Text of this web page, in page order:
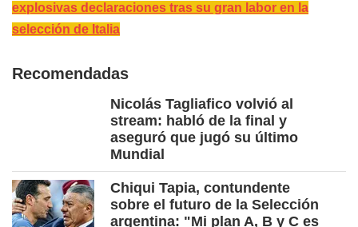
explosivas declaraciones tras su gran labor en la
selección de Italia
Recomendadas
Nicolás Tagliafico volvió al
stream: habló de la final y
aseguró que jugó su último
Mundial
Chiqui Tapia, contundente
sobre el futuro de la Selección
argentina: "Mi plan A, B y C es